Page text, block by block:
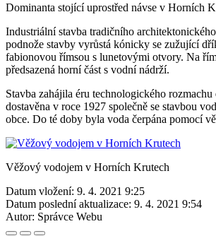
Dominanta stojící uprostřed návse v Horních
Industriální stavba tradičního
podnože stavby vyrůstá kónicky se zužující
fabionovou římsou s lunetovými otvory. Na
předsazená horní část s vodní nádrží.
Stavba zahájila éru technologického rozmachu
dostavěna v roce 1927 společně se stavbou
obce. Do té doby byla voda čerpána pomocí
Věžový vodojem v Horních Krutech
Datum vložení: 9. 4. 2021 9:25
Datum poslední aktualizace: 9. 4. 2021 9:54
Autor: Správce Webu